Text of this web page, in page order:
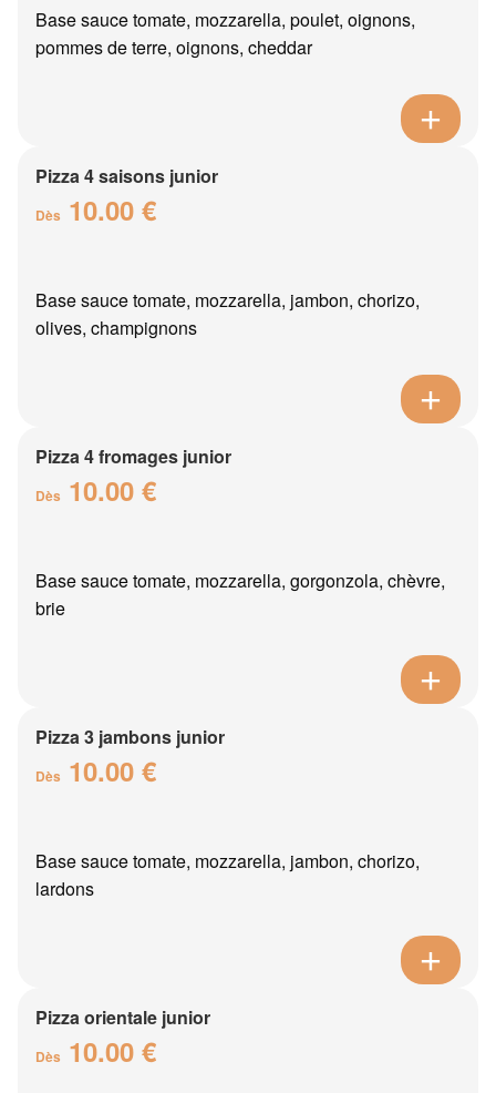
Base sauce tomate, mozzarella, poulet, oignons,
pommes de terre, oignons, cheddar
Pizza 4 saisons junior
Dès 10.00 €
Base sauce tomate, mozzarella, jambon, chorizo,
olives, champignons
Pizza 4 fromages junior
Dès 10.00 €
Base sauce tomate, mozzarella, gorgonzola, chèvre,
brie
Pizza 3 jambons junior
Dès 10.00 €
Base sauce tomate, mozzarella, jambon, chorizo,
lardons
Pizza orientale junior
Dès 10.00 €